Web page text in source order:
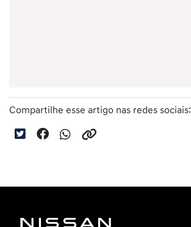
Compartilhe esse artigo nas redes sociais: